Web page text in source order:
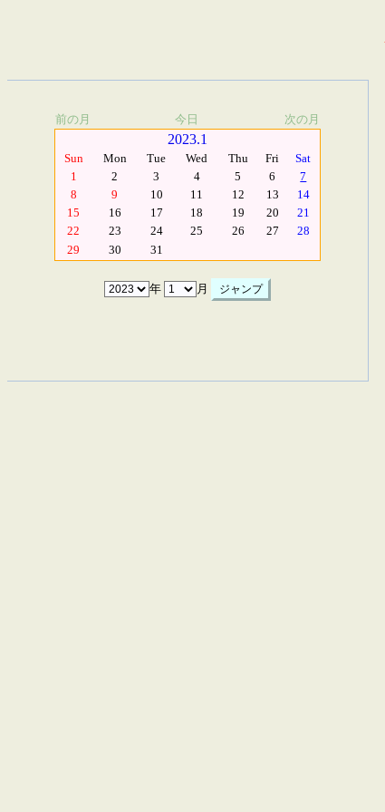
前の月 今日 次の月
2023.1
Sun Mon Tue Wed Thu Fri
Sat
1
2 3 4 5 6
7
8
9 10 11 12 13
14
15
16 17 18 19 20
21
22
23 24 25 26 27
28
29
30 31
年 月